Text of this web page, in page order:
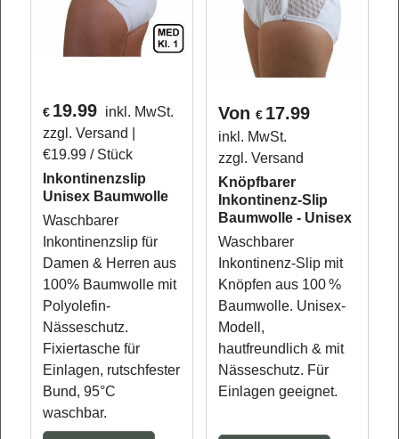
€ 19.99 inkl. MwSt.
zzgl. Versand
€19.99 / Stück
Inkontinenzslip
Unisex Baumwolle
Waschbarer
Inkontinenzslip für
Damen & Herren aus
100% Baumwolle mit
Polyolefin-
Nässeschutz.
Fixiertasche für
Einlagen, rutschfester
Bund, 95°C
waschbar.
Von € 17.99
inkl. MwSt.
zzgl. Versand
Knöpfbarer
Inkontinenz-Slip
Baumwolle - Unisex
Waschbarer
Inkontinenz-Slip mit
Knöpfen aus 100 %
Baumwolle. Unisex-
Modell,
hautfreundlich & mit
Nässeschutz. Für
Einlagen geeignet.